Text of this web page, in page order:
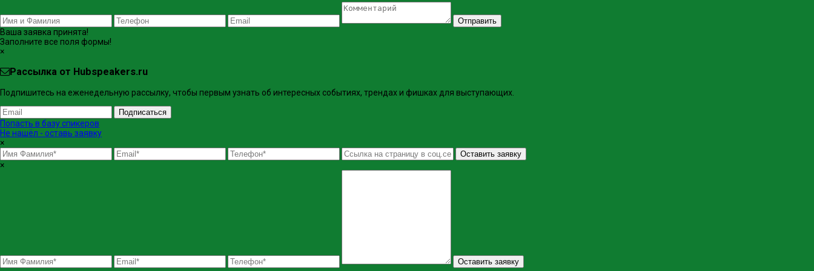
Отправить
Ваша заявка принята!
Заполните все поля формы!
×
Рассылка от Hubspeakers.ru
Подпишитесь на еженедельную рассылку, чтобы первым узнать об интересных событиях, трендах и фишках ​для выступающих.
Подписаться
Попасть в базу спикеров
Не нашёл - оставь заявку
×
Оставить заявку
×
Оставить заявку